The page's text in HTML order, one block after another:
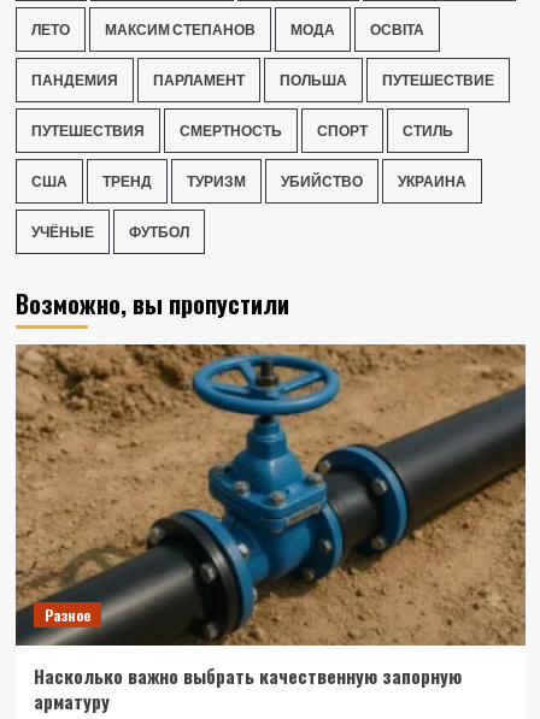
ЛЕТО МАКСИМ СТЕПАНОВ МОДА ОСВІТА
ПАНДЕМИЯ ПАРЛАМЕНТ ПОЛЬША ПУТЕШЕСТВИЕ
ПУТЕШЕСТВИЯ СМЕРТНОСТЬ СПОРТ СТИЛЬ
США ТРЕНД ТУРИЗМ УБИЙСТВО УКРАИНА
УЧЁНЫЕ ФУТБОЛ
Возможно, вы пропустили
Разное
Насколько важно выбрать качественную запорную
арматуру